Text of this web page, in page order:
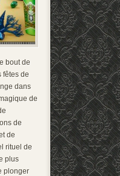
bout de
fêtes de
dans
de
de
de
rituel de
plus
plonger